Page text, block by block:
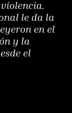
le da la
en el
y la
el